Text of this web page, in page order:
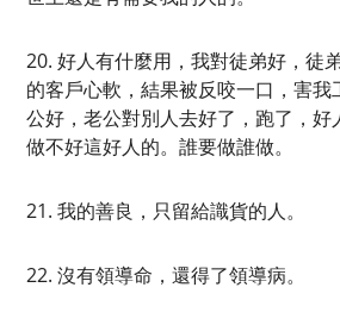
20. 好人有什麼用，我對徒弟好，徒
的客戶心軟，結果被反咬一口，害
公好，老公對別人去好了，跑了，好
做不好這好人的。誰要做誰做。
21. 我的善良，只留給識貨的人。
22. 沒有領導命，還得了領導病。